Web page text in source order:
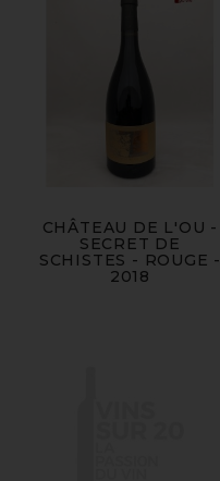
CHÂTEAU DE L'OU -
SECRET DE
SCHISTES - ROUGE -
2018